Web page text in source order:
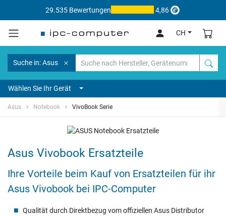
29.535 Bewertungen 4,86
CH
Suche in: Asus
Wählen Sie Ihr Gerät
Asus Notebook VivoBook Serie
Asus Vivobook Ersatzteile
Ihre Vorteile beim Kauf von Ersatzteilen für ihr
Asus Vivobook bei IPC-Computer
Qualität durch Direktbezug vom offiziellen Asus Distributor